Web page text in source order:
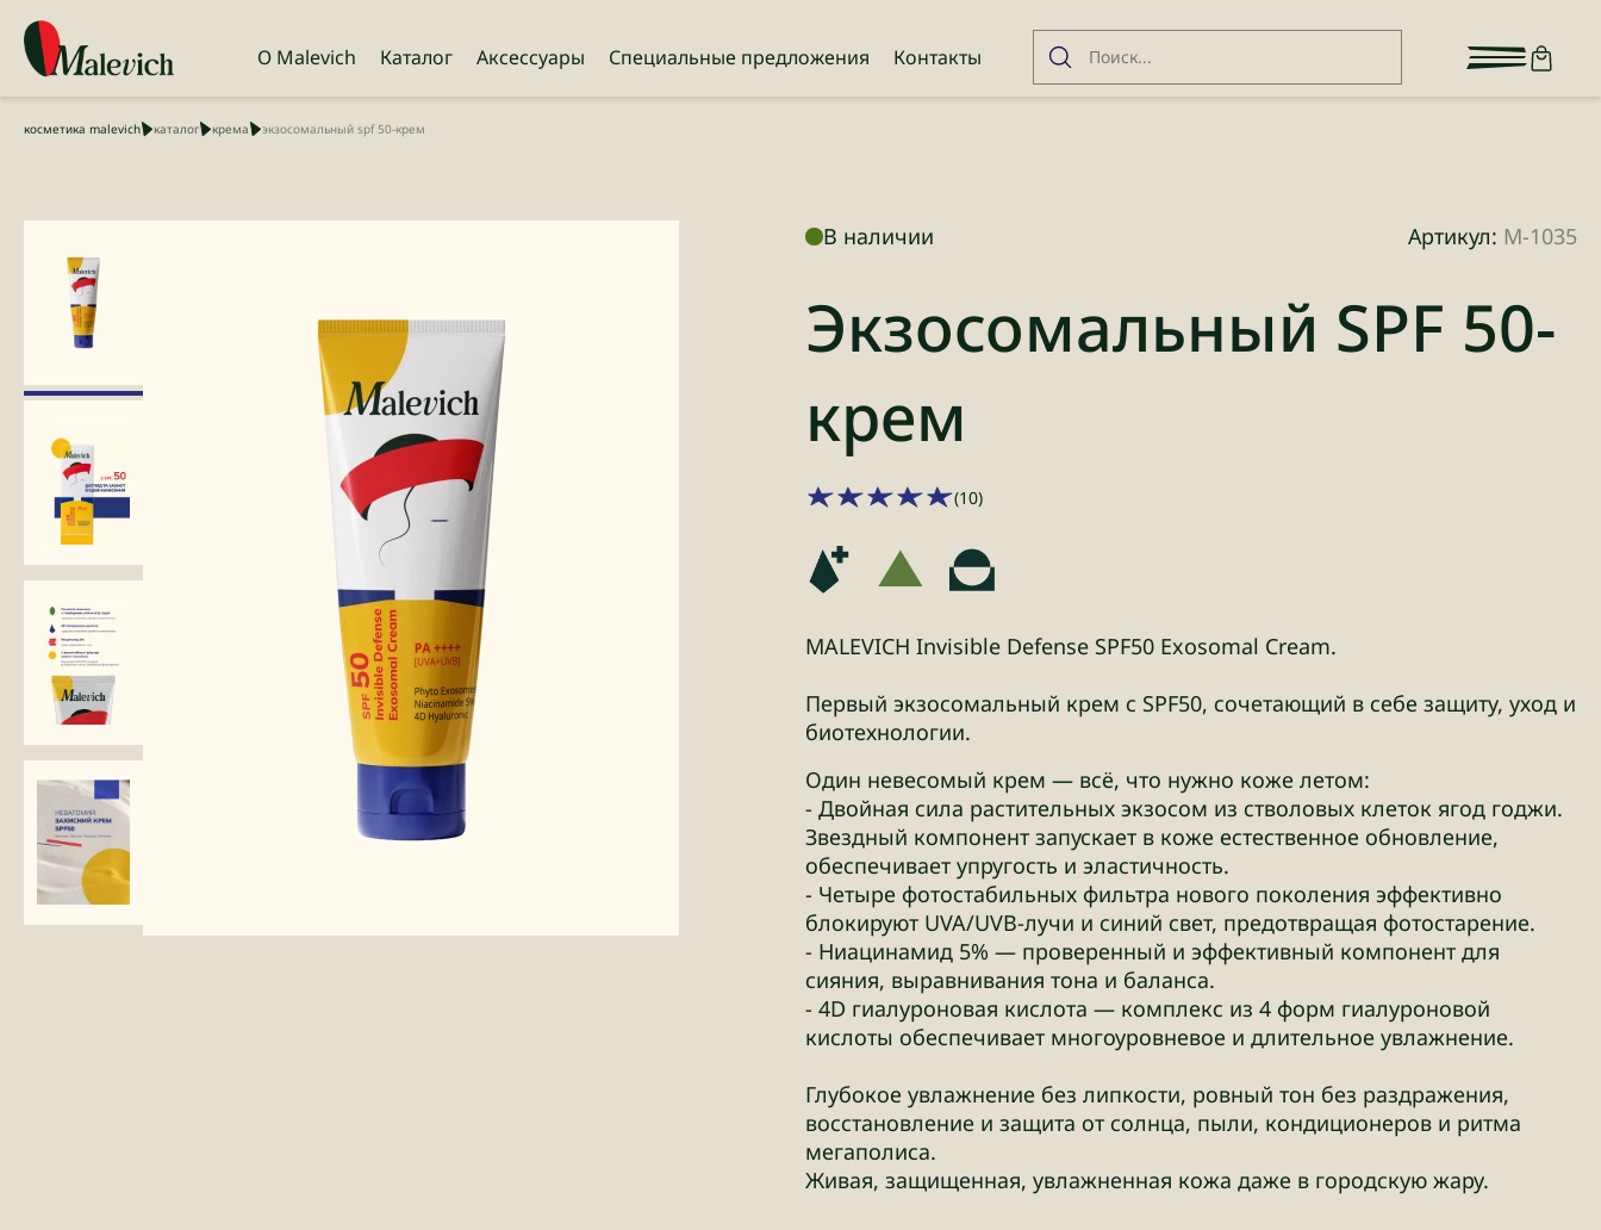
О Malevich Каталог Аксессуары Специальные предложения Контакты
косметика malevich каталог крема экзосомальный spf 50-крем
В наличии Артикул: М-1035
Экзосомальный SPF 50-
крем
(10)
MALEVICH Invisible Defense SPF50 Exosomal Cream.
Первый экзосомальный крем с SPF50, сочетающий в себе защиту, уход и
биотехнологии.
Один невесомый крем — всё, что нужно коже летом:
- Двойная сила растительных экзосом из стволовых клеток ягод годжи.
Звездный компонент запускает в коже естественное обновление,
обеспечивает упругость и эластичность.
- Четыре фотостабильных фильтра нового поколения эффективно
блокируют UVA/UVB-лучи и синий свет, предотвращая фотостарение.
- Ниацинамид 5% — проверенный и эффективный компонент для
сияния, выравнивания тона и баланса.
- 4D гиалуроновая кислота — комплекс из 4 форм гиалуроновой
кислоты обеспечивает многоуровневое и длительное увлажнение.
Глубокое увлажнение без липкости, ровный тон без раздражения,
восстановление и защита от солнца, пыли, кондиционеров и ритма
мегаполиса.
Живая, защищенная, увлажненная кожа даже в городскую жару.